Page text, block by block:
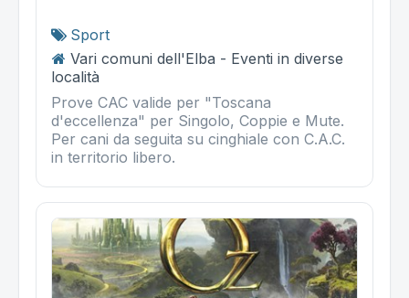
Sport
Vari comuni dell'Elba - Eventi in diverse
località
Prove CAC valide per "Toscana
d'eccellenza" per Singolo, Coppie e Mute.
Per cani da seguita su cinghiale con C.A.C.
in territorio libero.